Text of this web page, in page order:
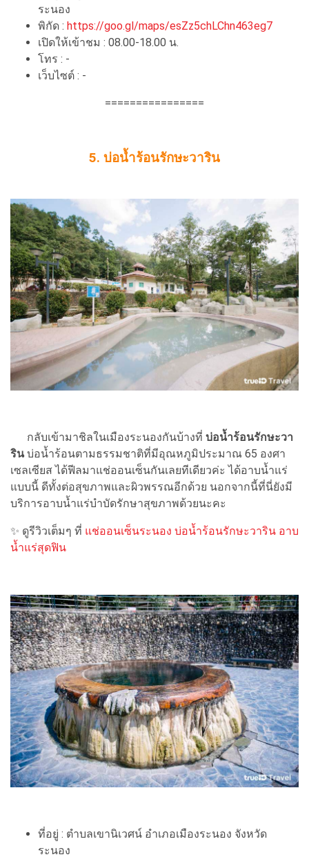
ระนอง
พิกัด : https://goo.gl/maps/esZz5chLChn463eg7
เปิดให้เข้าชม : 08.00-18.00 น.
โทร : -
เว็บไซต์ : -
================
5. บ่อน้ำร้อนรักษะวาริน
กลับเข้ามาชิลในเมืองระนองกันบ้างที่ บ่อน้ำร้อนรักษะวา
รินบ่อน้ำร้อนตามธรรมชาติที่มีอุณหภูมิประมาณ 65 องศา
เซลเซียส ได้ฟีลมาแช่ออนเซ็นกันเลยทีเดียวค่ะ ได้อาบน้ำแร่
แบบนี้ ดีทั้งต่อสุขภาพและผิวพรรณอีกด้วย นอกจากนี้ที่นี่ยังมี
บริการอาบน้ำแร่บำบัดรักษาสุขภาพด้วยนะคะ
✨ ดูรีวิวเต็มๆ ที่ แช่ออนเซ็นระนอง บ่อน้ำร้อนรักษะวาริน อาบ
น้ำแร่สุดฟิน
ที่อยู่ : ตำบลเขานิเวศน์ อำเภอเมืองระนอง จังหวัด
ระนอง